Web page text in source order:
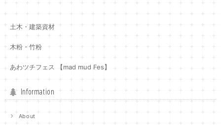
土木・建築資材
木粉・竹粉
あわツチフェス 【mad mud Fes】
Information
About